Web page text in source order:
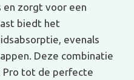
en zorgt voor een
biedt het
evenals
Deze combinatie
Pro tot de perfecte